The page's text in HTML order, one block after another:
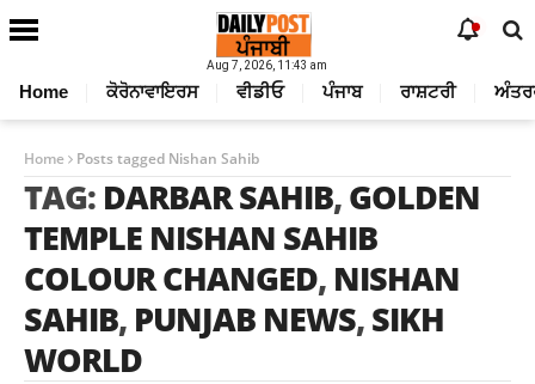
Aug 7, 2026, 11:43 am
Home ਕੋਰੋਨਾਵਾਇਰਸ ਵੀਡੀਓ ਪੰਜਾਬ ਰਾਸ਼ਟਰੀ
Home Posts tagged Nishan Sahib
TAG: DARBAR SAHIB,GOLDEN
TEMPLE NISHAN SAHIB
COLOUR CHANGED, NISHAN
SAHIB, PUNJAB NEWS,SIKH
WORLD